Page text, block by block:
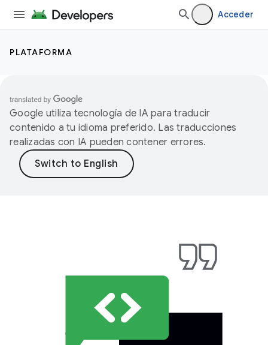
Acceder
PLATAFORMA
Google utiliza tecnología de IA para traducir
contenido a tu idioma preferido. Las traducciones
realizadas con IA pueden contener errores.